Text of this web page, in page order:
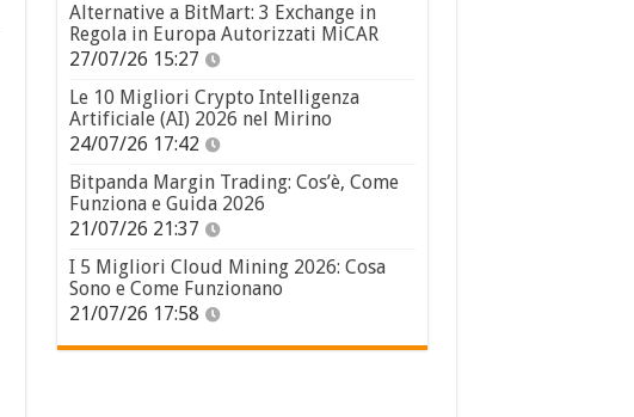
Alternative a BitMart: 3 Exchange in
Regola in Europa Autorizzati MiCAR
27/07/26 15:27
Le 10 Migliori Crypto Intelligenza
Artificiale (AI) 2026 nel Mirino
24/07/26 17:42
Bitpanda Margin Trading: Cos’è, Come
Funziona e Guida 2026
21/07/26 21:37
I 5 Migliori Cloud Mining 2026: Cosa
Sono e Come Funzionano
21/07/26 17:58